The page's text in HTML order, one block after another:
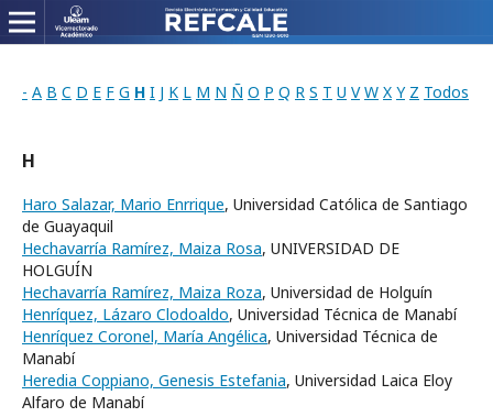
- A B C D E F G H I J K L M N Ñ O P Q R S T U V W X Y Z Todos
H
Haro Salazar, Mario Enrrique, Universidad Católica de Santiago
de Guayaquil
Hechavarría Ramírez, Maiza Rosa, UNIVERSIDAD DE
HOLGUÍN
Hechavarría Ramírez, Maiza Roza, Universidad de Holguín
Henríquez, Lázaro Clodoaldo, Universidad Técnica de Manabí
Henríquez Coronel, María Angélica, Universidad Técnica de
Manabí
Heredia Coppiano, Genesis Estefania, Universidad Laica Eloy
Alfaro de Manabí